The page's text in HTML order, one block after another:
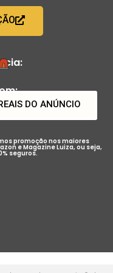
DO ANÚNCIO
promoção nos maiores
e Magazine Luiza, ou seja,
seguros.